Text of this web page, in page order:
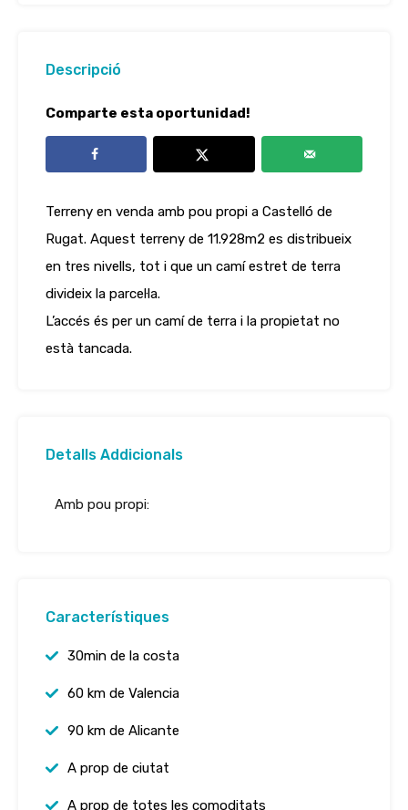
Descripció
Comparte esta oportunidad!
Terreny en venda amb pou propi a Castelló de
Rugat. Aquest terreny de 11.928m2 es distribueix
en tres nivells, tot i que un camí estret de terra
divideix la parcel·la.
L’accés és per un camí de terra i la propietat no
està tancada.
Detalls Addicionals
Amb pou propi:
Característiques
30min de la costa
60 km de Valencia
90 km de Alicante
A prop de ciutat
A prop de totes les comoditats